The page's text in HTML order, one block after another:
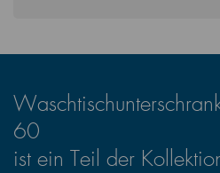
60
ist ein Teil der